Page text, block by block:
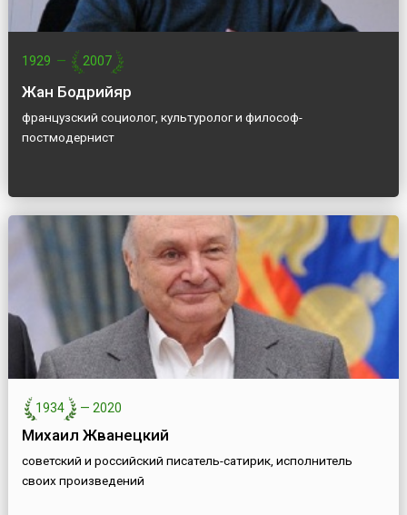
1929 — 2007
Жан Бодрийяр
французский социолог, культуролог и философ-
постмодернист
1934 — 2020
Михаил Жванецкий
советский и российский писатель-сатирик, исполнитель
своих произведений